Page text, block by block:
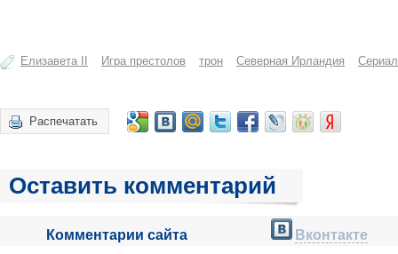
Елизавета II Игра престолов трон Северная Ирландия Сериал
Распечатать
Оставить комментарий
Комментарии сайта Вконтакте